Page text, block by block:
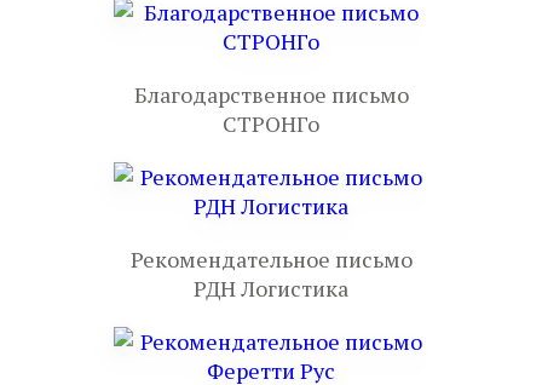
Благодарственное письмо
СТРОНГо
Рекомендательное письмо
РДН Логистика